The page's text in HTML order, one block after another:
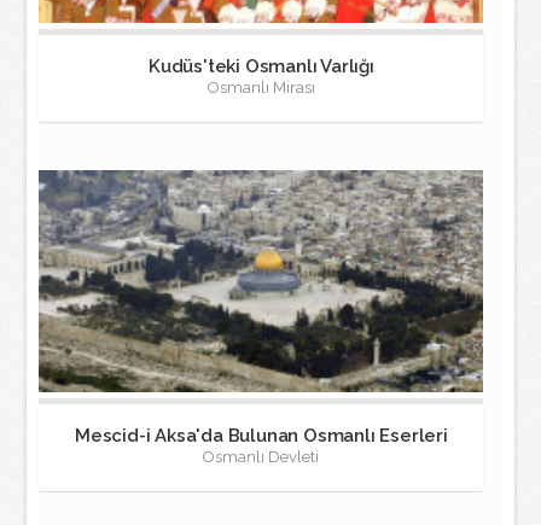
Kudüs'teki Osmanlı Varlığı
Osmanlı Mirası
Mescid-i Aksa'da Bulunan Osmanlı Eserleri
Osmanlı Devleti